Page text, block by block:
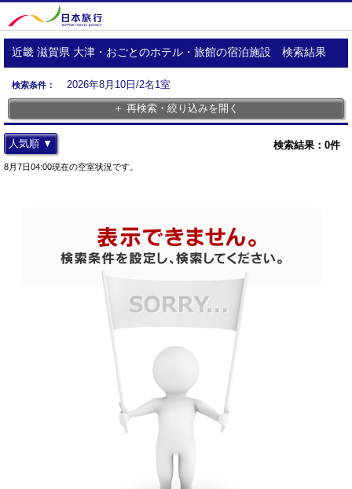
近畿 滋賀県 大津・おごとのホテル・旅館の宿泊施設 検索結果
検索条件：
2026年8月10日/2名1室
＋ 再検索・絞り込みを開く
検索結果： 0件
人気順 ▼
8月7日04:00現在の空室状況です。